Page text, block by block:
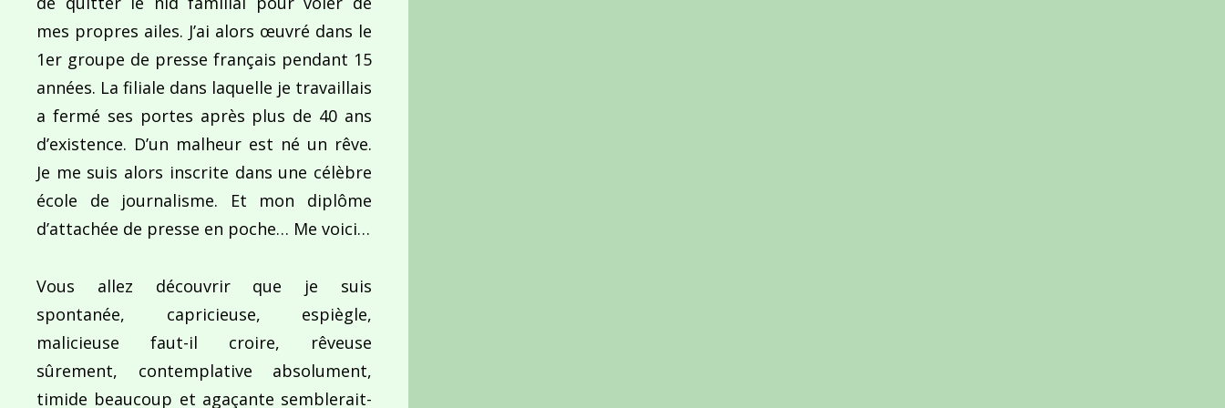
mes propres ailes. J’ai alors œuvré dans le
1er groupe de presse français pendant 15
années. La filiale dans laquelle je travaillais
a fermé ses portes après plus de 40 ans
d’existence. D’un malheur est né un rêve.
Je me suis alors inscrite dans une célèbre
école de journalisme. Et mon diplôme
d’attachée de presse en poche… Me voici…
Vous allez découvrir que je suis
spontanée, capricieuse, espiègle,
malicieuse faut-il croire, rêveuse
sûrement, contemplative absolument,
timide beaucoup et agaçante semblerait-